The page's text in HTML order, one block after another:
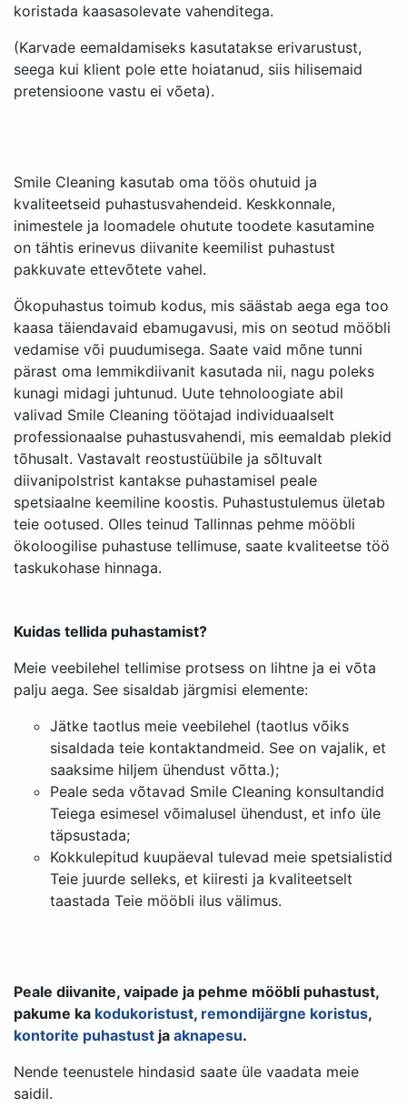
koristada kaasasolevate vahenditega.
(Karvade eemaldamiseks kasutatakse erivarustust,
seega kui klient pole ette hoiatanud, siis hilisemaid
pretensioone vastu ei võeta).
Smile Cleaning kasutab oma töös ohutuid ja
kvaliteetseid puhastusvahendeid. Keskkonnale,
inimestele ja loomadele ohutute toodete kasutamine
on tähtis erinevus diivanite keemilist puhastust
pakkuvate ettevõtete vahel.
Ökopuhastus toimub kodus, mis säästab aega ega too
kaasa täiendavaid ebamugavusi, mis on seotud mööbli
vedamise või puudumisega. Saate vaid mõne tunni
pärast oma lemmikdiivanit kasutada nii, nagu poleks
kunagi midagi juhtunud. Uute tehnoloogiate abil
valivad Smile Cleaning töötajad individuaalselt
professionaalse puhastusvahendi, mis eemaldab plekid
tõhusalt. Vastavalt reostustüübile ja sõltuvalt
diivanipolstrist kantakse puhastamisel peale
spetsiaalne keemiline koostis. Puhastustulemus ületab
teie ootused. Olles teinud Tallinnas pehme mööbli
ökoloogilise puhastuse tellimuse, saate kvaliteetse töö
taskukohase hinnaga.
Kuidas tellida puhastamist?
Meie veebilehel tellimise protsess on lihtne ja ei võta
palju aega. See sisaldab järgmisi elemente:
Jätke taotlus meie veebilehel (taotlus võiks
sisaldada teie kontaktandmeid. See on vajalik, et
saaksime hiljem ühendust võtta.);
Peale seda võtavad Smile Cleaning konsultandid
Teiega esimesel võimalusel ühendust, et info üle
täpsustada;
Kokkulepitud kuupäeval tulevad meie spetsialistid
Teie juurde selleks, et kiiresti ja kvaliteetselt
taastada Teie mööbli ilus välimus.
Peale diivanite, vaipade ja pehme mööbli puhastust,
pakume ka kodukoristust, remondijärgne koristus,
kontorite puhastust ja aknapesu.
Nende teenustele hindasid saate üle vaadata meie
saidil.